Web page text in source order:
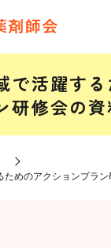
活躍する
研修会の
めのアクションプラン